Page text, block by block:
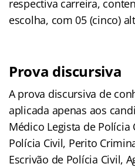
respectiva carreira,
escolha, com 05 (cinco)
Prova discursiva
A prova discursiva de
aplicada apenas aos
Médico Legista de
Polícia Civil, Perito
Escrivão de Polícia Civil,